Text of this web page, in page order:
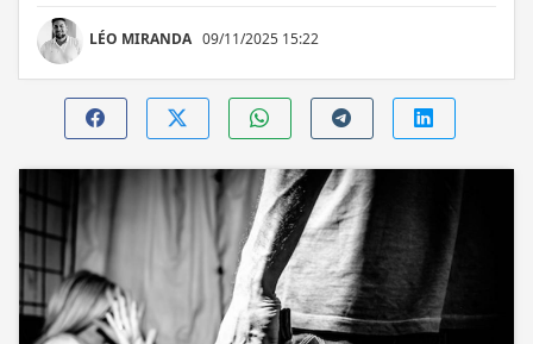
LÉO MIRANDA 09/11/2025 15:22